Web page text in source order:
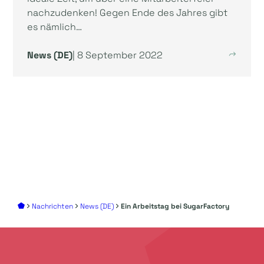
nachzudenken! Gegen Ende des Jahres gibt
es nämlich…
News (DE) | 8 September 2022
Nachrichten News (DE) Ein Arbeitstag bei SugarFactory